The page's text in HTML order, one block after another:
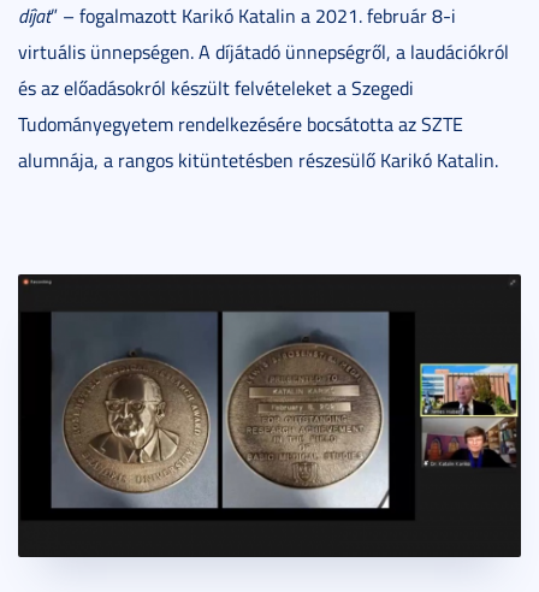
díjat” – fogalmazott Karikó Katalin a 2021. február 8-i
virtuális ünnepségen. A díjátadó ünnepségről, a laudációkról
és az előadásokról készült felvételeket a Szegedi
Tudományegyetem rendelkezésére bocsátotta az SZTE
alumnája, a rangos kitüntetésben részesülő Karikó Katalin.